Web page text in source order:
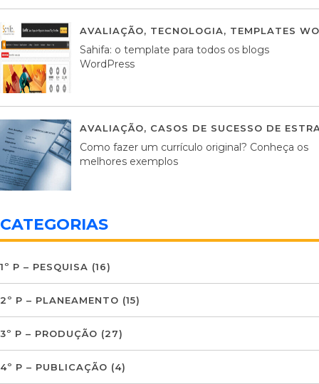
AVALIAÇÃO, TECNOLOGIA, TEMPLATES
Sahifa: o template para todos os blogs
WordPress
AVALIAÇÃO, CASOS DE SUCESSO DE
Como fazer um currículo original? Conheça os
melhores exemplos
CATEGORIAS
1º P – PESQUISA (16)
2º P – PLANEAMENTO (15)
3º P – PRODUÇÃO (27)
4º P – PUBLICAÇÃO (4)